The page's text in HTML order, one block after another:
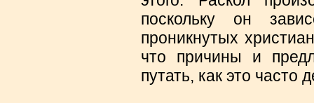
поскольку он
проникнутых
что причины и
путать, как это часто